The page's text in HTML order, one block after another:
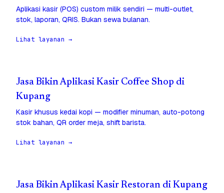
Aplikasi kasir (POS) custom milik sendiri — multi-outlet,
stok, laporan, QRIS. Bukan sewa bulanan.
Lihat layanan →
Jasa Bikin Aplikasi Kasir Coffee Shop di
Kupang
Kasir khusus kedai kopi — modifier minuman, auto-potong
stok bahan, QR order meja, shift barista.
Lihat layanan →
Jasa Bikin Aplikasi Kasir Restoran di Kupang